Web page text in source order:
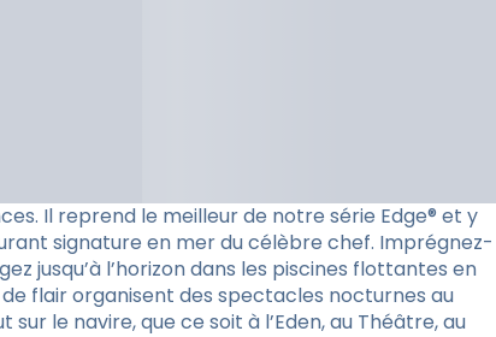
Il reprend le meilleur de notre série Edge® et y
signature en mer du célèbre chef. Imprégnez-
jusqu’à l’horizon dans les piscines flottantes en
flair organisent des spectacles nocturnes au
le navire, que ce soit à l’Eden, au Théâtre, au